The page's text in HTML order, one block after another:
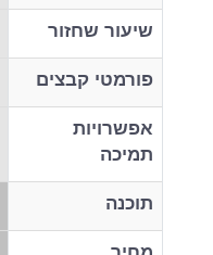
שיעור שחזור
פורמטי קבצים
אפשרויות
תמיכה
תוכנה